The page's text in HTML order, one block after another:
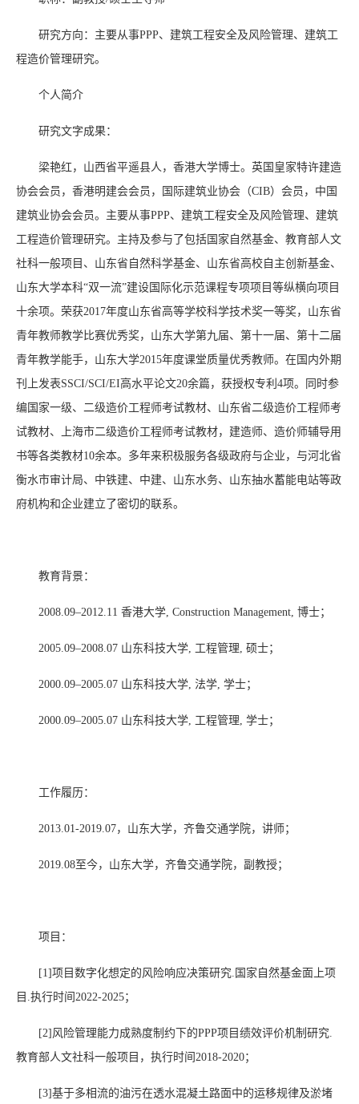
研究方向：主要从事PPP、建筑工程安全及风险管理、建筑工
程造价管理研究。
个人简介
研究文字成果：
梁艳红，山西省平遥县人，香港大学博士。英国皇家特许建造
协会会员，香港明建会会员，国际建筑业协会（CIB）会员，中国
建筑业协会会员。主要从事PPP、建筑工程安全及风险管理、建筑
工程造价管理研究。主持及参与了包括国家自然基金、教育部人文
社科一般项目、山东省自然科学基金、山东省高校自主创新基金、
山东大学本科“双一流”建设国际化示范课程专项项目等纵横向项目
十余项。荣获2017年度山东省高等学校科学技术奖一等奖，山东省
青年教师教学比赛优秀奖，山东大学第九届、第十一届、第十二届
青年教学能手，山东大学2015年度课堂质量优秀教师。在国内外期
刊上发表SSCI/SCI/EI高水平论文20余篇，获授权专利 4项。同时参
编国家一级、二级造价工程师考试教材、山东省二级造价工程师考
试教材、上海市二级造价工程师考试教材，建造师、造价师辅导用
书等各类教材10余本。多年来积极服务各级政府与企业，与河北省
衡水市审计局、中铁建、中建、山东水务、山东抽水蓄能电站等政
府机构和企业建立了密切的联系。
教育背景：
2008.09–2012.11 香港大学, Construction Management , 博士；
2005.09–2008.07 山东科技大学, 工程管理, 硕士；
2000.09–2005.07 山东科技大学, 法学, 学士；
2000.09–2005.07 山东科技大学, 工程管理, 学士；
工作履历：
2013.01-2019.07，山东大学，齐鲁交通学院，讲师；
2019.08至今，山东大学，齐鲁交通学院，副教授；
项目：
[1]项目数字化想定的风险响应决策研究.国家自然基金面上项
目.执行时间 2022-2025；
[2]风险管理能力成熟度制约下的PPP项目绩效评价机制研究.
教育部人文社科一般项目，执行时间 2018-2020；
[3]基于多相流的油污在透水混凝土路面中的运移规律及淤堵